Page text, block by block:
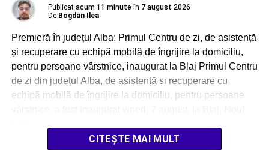
Publicat acum 11 minute în 7 august 2026
De Bogdan Ilea
Premieră în județul Alba: Primul Centru de zi, de asistență
și recuperare cu echipă mobilă de îngrijire la domiciliu,
pentru persoane vârstnice, inaugurat la Blaj Primul Centru
de zi din județul Alba, de asistență și recuperare cu
echipă mobilă de îngrijire la domiciliu, pentru persoane
CITEȘTE MAI MULT